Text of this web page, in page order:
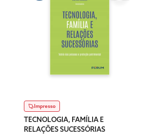
Impresso
TECNOLOGIA, FAMÍLIA E
RELAÇÕES SUCESSÓRIAS